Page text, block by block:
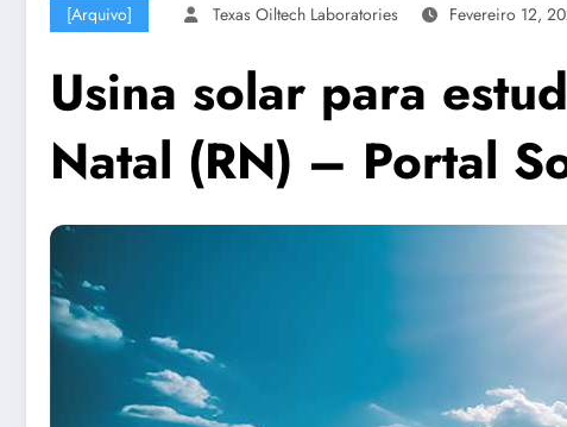
[Arquivo] Texas Oiltech Laboratories Fevereiro 12,
Usina solar para
Natal (RN) – Portal